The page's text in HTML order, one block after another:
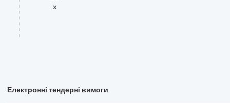
x
Електронні тендерні вимоги